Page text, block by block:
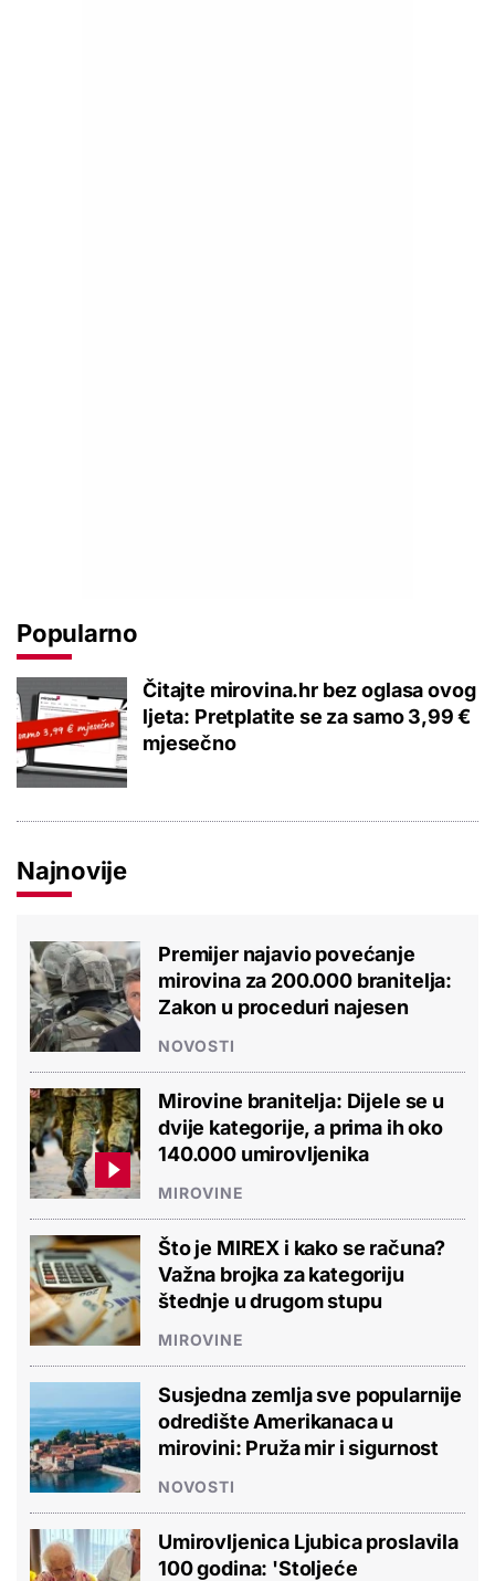
Popularno
Čitajte mirovina.hr bez oglasa ovog
ljeta: Pretplatite se za samo 3,99 €
mjesečno
Najnovije
Premijer najavio povećanje
mirovina za 200.000 branitelja:
Zakon u proceduri najesen
NOVOSTI
Mirovine branitelja: Dijele se u
dvije kategorije, a prima ih oko
140.000 umirovljenika
MIROVINE
Što je MIREX i kako se računa?
Važna brojka za kategoriju
štednje u drugom stupu
MIROVINE
Susjedna zemlja sve popularnije
odredište Amerikanaca u
mirovini: Pruža mir i sigurnost
NOVOSTI
Umirovljenica Ljubica proslavila
100 godina: 'Stoljeće